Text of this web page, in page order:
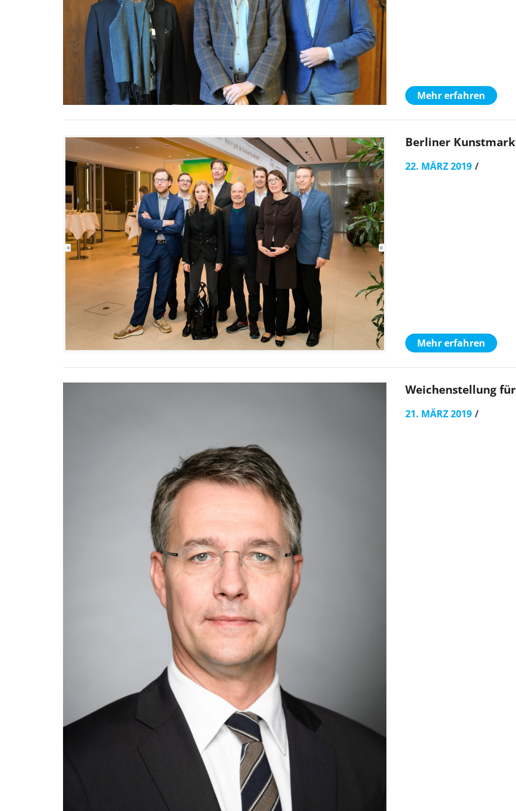
Mehr erfahren
Berliner
22. MÄRZ 2019
Mehr erfahren
Weichenstellung
21. MÄRZ 2019